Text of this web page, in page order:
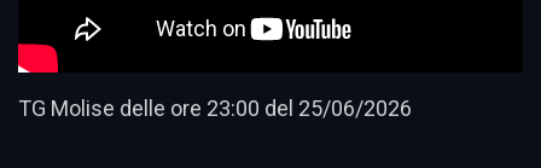
TG Molise delle ore 23:00 del 25/06/2026